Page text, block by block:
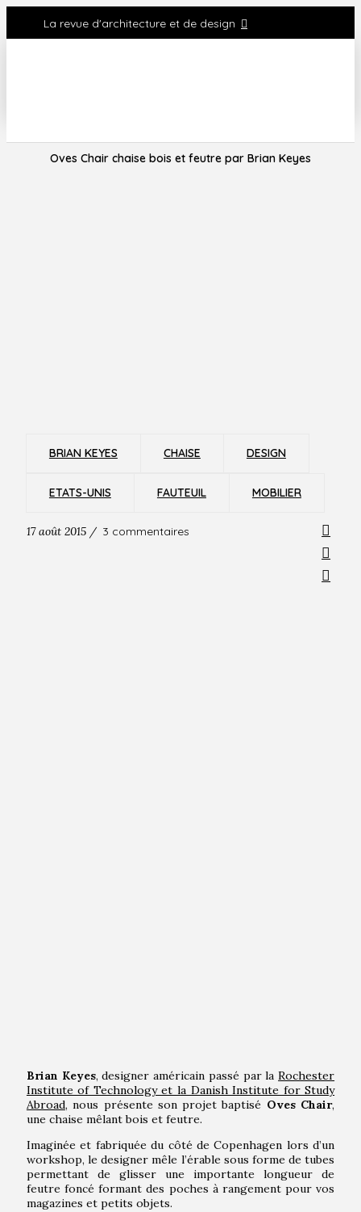
La revue d'architecture et de design
Oves Chair chaise bois et feutre par Brian Keyes
BRIAN KEYES CHAISE DESIGN
ETATS-UNIS FAUTEUIL MOBILIER
17 août 2015 / 3 commentaires
Brian Keyes, designer américain passé par laRochester
Institute of Technology et la Danish Institute for Study
Abroad, nous présente son projet baptisé Oves Chair,
une chaise mêlant bois et feutre.
Imaginée et fabriquée du côté de Copenhagen lors d’un
workshop, le designer mêle l’érable sous forme de tubes
permettant de glisser une importante longueur de
feutre foncé formant des poches à rangement pour vos
magazines et petits objets.